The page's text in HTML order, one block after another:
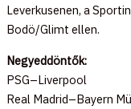
Leverkusenen, a
Bodö/Glimt ellen.
Negyeddöntők:
PSG–Liverpool
Real Madrid–Bayern